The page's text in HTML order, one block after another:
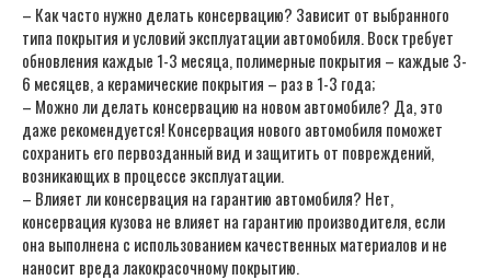
– Как часто нужно делать консервацию? Зависит от выбранного
типа покрытия и условий эксплуатации автомобиля. Воск требует
обновления каждые 1-3 месяца, полимерные покрытия – каждые 3-
6 месяцев, а керамические покрытия – раз в 1-3 года;
– Можно ли делать консервацию на новом автомобиле? Да, это
даже рекомендуется! Консервация нового автомобиля поможет
сохранить его первозданный вид и защитить от повреждений,
возникающих в процессе эксплуатации.
– Влияет ли консервация на гарантию автомобиля? Нет,
консервация кузова не влияет на гарантию производителя, если
она выполнена с использованием качественных материалов и не
наносит вреда лакокрасочному покрытию.